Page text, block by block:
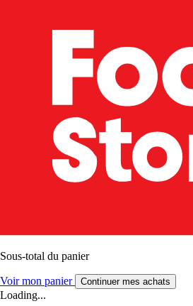
Sous-total du panier
Voir mon panier Continuer mes achats
Loading...